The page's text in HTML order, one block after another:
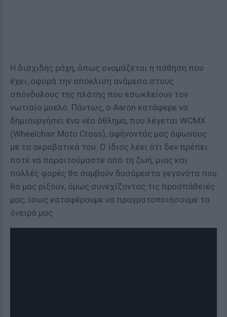
Η δισχιδής ράχη, όπως ονομάζεται η πάθηση που
έχει, αφορά την απόκλιση ανάμεσα στους
σπόνδυλους της πλάτης που εσωκλείουν τον
νωτιαίο μυελό. Πάντως, ο Aaron κατάφερε να
δημιουργήσει ένα νέο άθλημα, που λέγεται WCMX
(Wheelchair Moto Cross), αφήνοντάς μας άφωνους
με τα ακροβατικά του. Ο ίδιος λέει ότι δεν πρέπει
ποτέ να παραιτούμαστε από τη ζωή, μιας και
πολλές φορές θα συμβούν δυσάρεστα γεγονότα που
θα μας ρίξουν, όμως συνεχίζοντας τις προσπάθειές
μας, ίσως καταφέρουμε να πραγματοποιήσουμε τα
όνειρά μας.